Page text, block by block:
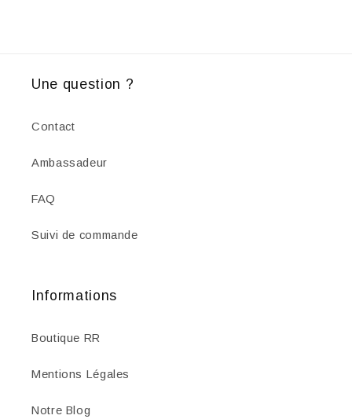
Une question ?
Contact
Ambassadeur
FAQ
Suivi de commande
Informations
Boutique RR
Mentions Légales
Notre Blog